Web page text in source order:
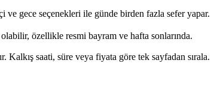
gece seçenekleri ile günde birden fazla sefer yapar.
özellikle resmi bayram ve hafta sonlarında.
saati, süre veya fiyata göre tek sayfadan sırala.